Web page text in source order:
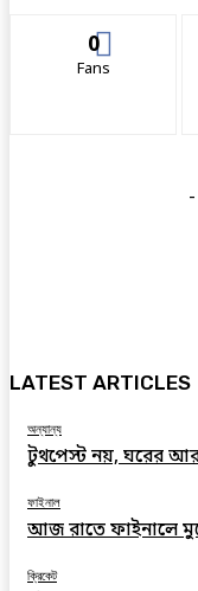
0
Fans
LATEST ARTICLES
অন্যান্য
টুথপেস্ট নয়, ঘরের
ফাইনাল
আজ রাতে ফাইনালে
ক্রিকেট